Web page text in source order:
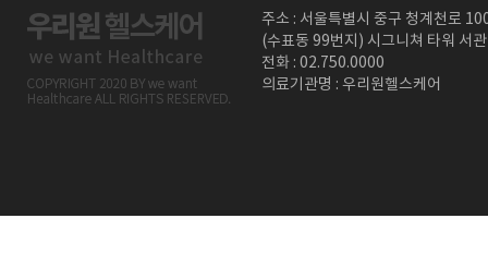
주소 : 서울특별시 중구 청계천로
(수표동 99번지) 시그니쳐 타워 서
전화 : 02.750.0000
의료기관명 : 우리원헬스케어